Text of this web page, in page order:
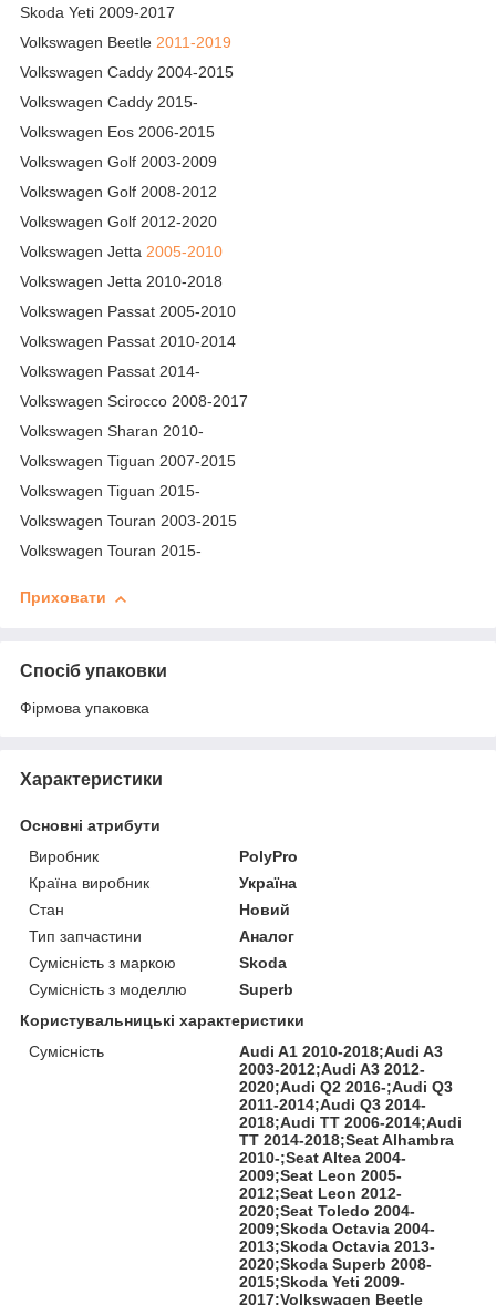
Skoda Yeti 2009-2017
Volkswagen Beetle 2011-2019
Volkswagen Caddy 2004-2015
Volkswagen Caddy 2015-
Volkswagen Eos 2006-2015
Volkswagen Golf 2003-2009
Volkswagen Golf 2008-2012
Volkswagen Golf 2012-2020
Volkswagen Jetta 2005-2010
Volkswagen Jetta 2010-2018
Volkswagen Passat 2005-2010
Volkswagen Passat 2010-2014
Volkswagen Passat 2014-
Volkswagen Scirocco 2008-2017
Volkswagen Sharan 2010-
Volkswagen Tiguan 2007-2015
Volkswagen Tiguan 2015-
Volkswagen Touran 2003-2015
Volkswagen Touran 2015-
Приховати
Спосіб упаковки
Фірмова упаковка
Характеристики
Основні атрибути
Виробник
PolyPro
Країна виробник
Україна
Стан
Новий
Тип запчастини
Аналог
Сумісність з маркою
Skoda
Сумісність з моделлю
Superb
Користувальницькі характеристики
Сумісність
Audi A1 2010-2018;Audi A3
2003-2012;Audi A3 2012-
2020;Audi Q2 2016-;Audi Q3
2011-2014;Audi Q3 2014-
2018;Audi TT 2006-2014;Audi
TT 2014-2018;Seat Alhambra
2010-;Seat Altea 2004-
2009;Seat Leon 2005-
2012;Seat Leon 2012-
2020;Seat Toledo 2004-
2009;Skoda Octavia 2004-
2013;Skoda Octavia 2013-
2020;Skoda Superb 2008-
2015;Skoda Yeti 2009-
2017;Volkswagen Beetle